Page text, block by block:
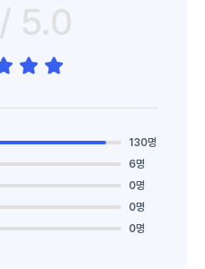
/ 5.0
130명
6명
0명
0명
0명